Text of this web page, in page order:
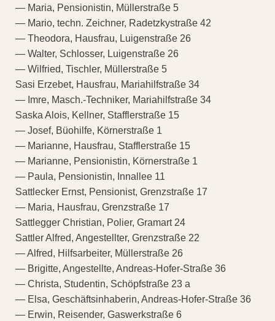
— Maria, Pensionistin, Müllerstraße 5
— Mario, techn. Zeichner, Radetzkystraße 42
— Theodora, Hausfrau, Luigenstraße 26
— Walter, Schlosser, Luigenstraße 26
— Wilfried, Tischler, Müllerstraße 5
Sasi Erzebet, Hausfrau, Mariahilfstraße 34
— Imre, Masch.-Techniker, Mariahilfstraße 34
Saska Alois, Kellner, Stafflerstraße 15
— Josef, Büohilfe, Körnerstraße 1
— Marianne, Hausfrau, Stafflerstraße 15
— Marianne, Pensionistin, Körnerstraße 1
— Paula, Pensionistin, Innallee 11
Sattlecker Ernst, Pensionist, Grenzstraße 17
— Maria, Hausfrau, Grenzstraße 17
Sattlegger Christian, Polier, Gramart 24
Sattler Alfred, Angestellter, Grenzstraße 22
— Alfred, Hilfsarbeiter, Müllerstraße 26
— Brigitte, Angestellte, Andreas-Hofer-Straße 36
— Christa, Studentin, Schöpfstraße 23 a
— Elsa, Geschäftsinhaberin, Andreas-Hofer-Straße 36
— Erwin, Reisender, Gaswerkstraße 6